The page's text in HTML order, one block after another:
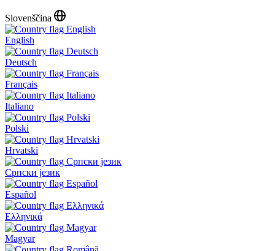
Slovenščina
English
Deutsch
Français
Italiano
Polski
Hrvatski
Српски језик
Español
Ελληνικά
Magyar